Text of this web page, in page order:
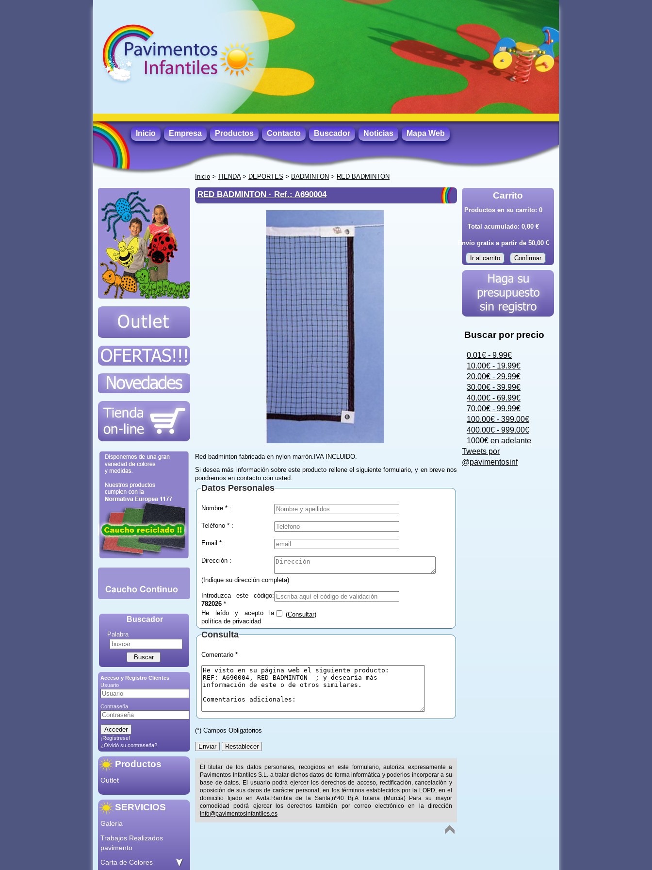
Inicio Empresa Productos Contacto Buscador Noticias Mapa Web
Buscador
Palabra
Acceso y Registro Clientes
Usuario
Contraseña
¡Regístrese!
¿Olvidó su contraseña?
Productos
Outlet
SERVICIOS
Galeria
Trabajos Realizados
pavimento
Carta de Colores
Inicio > TIENDA> DEPORTES > BADMINTON > RED BADMINTON
RED BADMINTON · Ref.: A690004
Red badminton fabricada en nylon marrón.IVA INCLUIDO.
Si desea más información sobre este producto rellene el siguiente formulario, y en breve nos
pondremos en contacto con usted.
Datos Personales
Nombre * :
Teléfono * :
Email *:
Dirección :
(Indique su dirección completa)
Introduzca este código:
782026 *
He leído y acepto la
política de privacidad
(Consultar)
Consulta
Comentario *
(*) Campos Obligatorios
El titular de los datos personales, recogidos en este formulario, autoriza expresamente a
Pavimentos Infantiles S.L. a tratar dichos datos de forma informática y poderlos incorporar a su
base de datos. El usuario podrá ejercer los derechos de acceso, rectificación, cancelación y
oposición de sus datos de carácter personal, en los términos establecidos por la LOPD, en el
domicilio fijado en Avda.Rambla de la Santa,nº40 Bj.A Totana (Murcia) Para su mayor
comodidad podrá ejercer los derechos también por correo electrónico en la dirección
info@pavimentosinfantiles.es
Carrito
Productos en su carrito: 0
Total acumulado: 0,00 €
Envío gratis a partir de 50,00 €
Ir al carrito Confirmar
Buscar por precio
0.01€ - 9.99€
10.00€ - 19.99€
20.00€ - 29.99€
30.00€ - 39.99€
40.00€ - 69.99€
70.00€ - 99.99€
100.00€ - 399.00€
400.00€ - 999.00€
1000€ en adelante
Tweets por
@pavimentosinf